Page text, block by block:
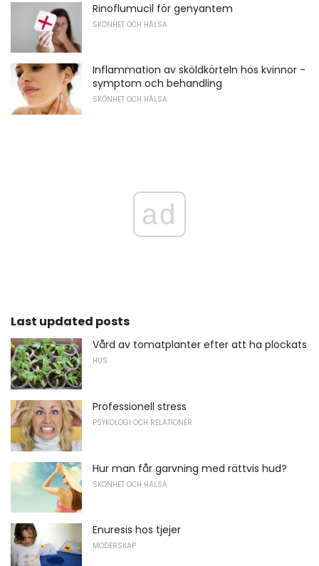
Rinoflumucil för genyantem
SKÖNHET OCH HÄLSA
Inflammation av sköldkörteln hos kvinnor -
symptom och behandling
SKÖNHET OCH HÄLSA
ad
Last updated posts
Vård av tomatplanter efter att ha plockats
HUS
Professionell stress
PSYKOLOGI OCH RELATIONER
Hur man får garvning med rättvis hud?
SKÖNHET OCH HÄLSA
Enuresis hos tjejer
MODERSKAP